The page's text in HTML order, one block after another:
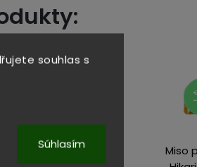
souhlas s
SúhlasímÚstřicová
Miso